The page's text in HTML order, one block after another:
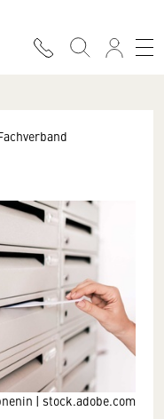
| stock.adobe.com